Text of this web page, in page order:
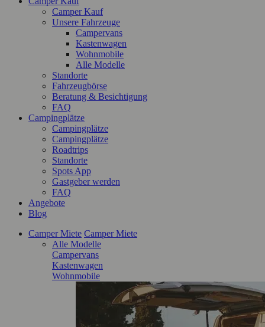
Camper Kauf
Unsere Fahrzeuge
Campervans
Kastenwagen
Wohnmobile
Alle Modelle
Standorte
Fahrzeugbörse
Beratung & Besichtigung
FAQ
Campingplätze
Campingplätze
Campingplätze
Roadtrips
Standorte
Spots App
Gastgeber werden
FAQ
Angebote
Blog
Camper Miete Camper Miete
Alle Modelle
Campervans
Kastenwagen
Wohnmobile